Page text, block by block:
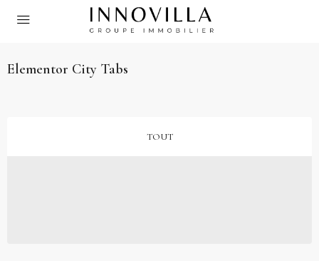
Elementor City Tabs
TOUT